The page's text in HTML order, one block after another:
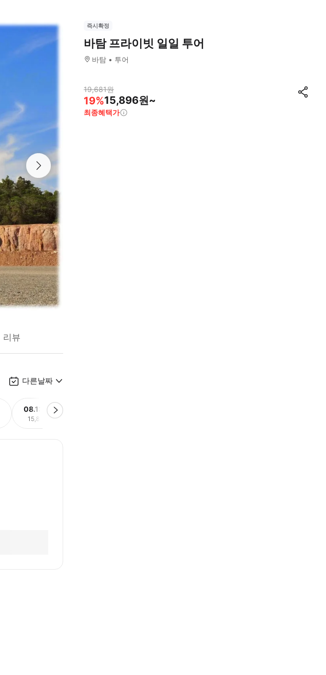
리뷰
다른날짜
08.13(목)
15,896원
즉시확정
바탐 프라이빗 일일 투어
바탐 투어
19,681원
19%15,896원~
최종혜택가